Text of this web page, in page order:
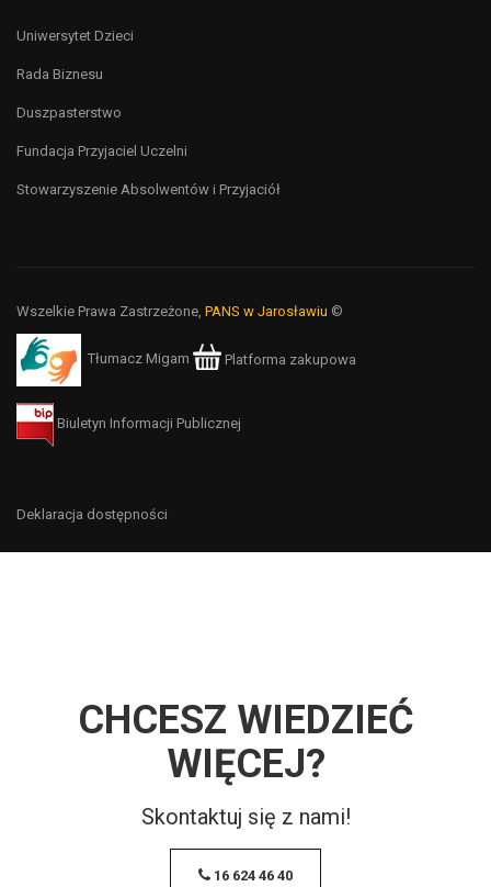
Uniwersytet Dzieci
Rada Biznesu
Duszpasterstwo
Fundacja Przyjaciel Uczelni
Stowarzyszenie Absolwentów i Przyjaciół
Wszelkie Prawa Zastrzeżone, PANS w Jarosławiu ©
Tłumacz Migam Platforma zakupowa
Biuletyn Informacji Publicznej
Deklaracja dostępności
CHCESZ WIEDZIEĆ
WIĘCEJ?
Skontaktuj się z nami!
16 624 46 40